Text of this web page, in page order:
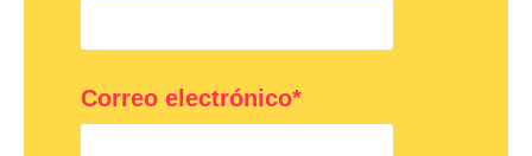
Correo electrónico*